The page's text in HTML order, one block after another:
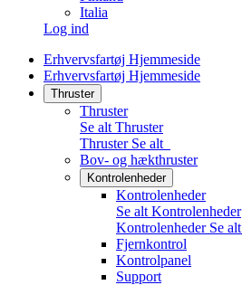
Italia
Log ind
Erhvervsfartøj Hjemmeside
Erhvervsfartøj Hjemmeside
Thruster
Thruster
Se alt Thruster
Thruster Se alt
Bov- og hækthruster
Kontrolenheder
Kontrolenheder
Se alt Kontrolenheder
Kontrolenheder Se alt
Fjernkontrol
Kontrolpanel
Support